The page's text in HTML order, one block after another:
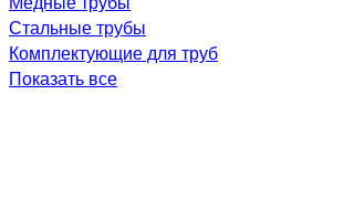
Стальные трубы
Комплектующие для труб
Показать все